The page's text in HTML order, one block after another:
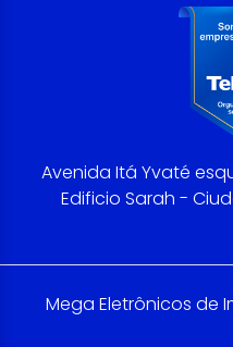
Avenida Itá Yvaté
Edificio Sarah -
Mega Eletrônicos de